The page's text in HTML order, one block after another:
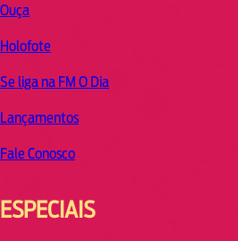
Ouça
Holofote
Se liga na FM O Dia
Lançamentos
Fale Conosco
ESPECIAIS